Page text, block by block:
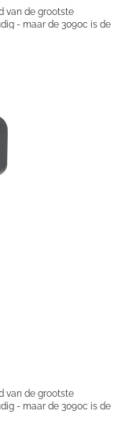
van de grootste
- maar de 3090c is de
van de grootste
- maar de 3090c is de